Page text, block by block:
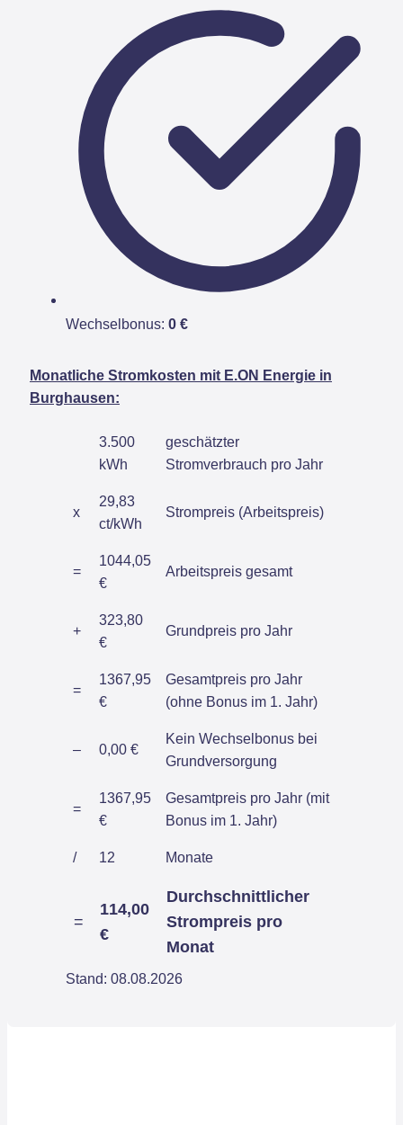
Wechselbonus: 0 €
Monatliche Stromkosten mit E.ON Energie in
Burghausen:
3.500
kWh
geschätzter
Stromverbrauch pro Jahr
x
29,83
ct/kWh
Strompreis (Arbeitspreis)
=
1044,05
€
Arbeitspreis gesamt
+
323,80
€
Grundpreis pro Jahr
=
1367,95
€
Gesamtpreis pro Jahr
(ohne Bonus im 1. Jahr)
– 0,00 €
Kein Wechselbonus bei
Grundversorgung
=
1367,95
€
Gesamtpreis pro Jahr (mit
Bonus im 1. Jahr)
/ 12 Monate
=
114,00
€
Durchschnittlicher
Strompreis pro
Monat
Stand: 08.08.2026